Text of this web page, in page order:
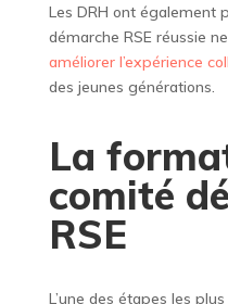
Les DRH ont également
démarche RSE réussie
améliorer l’expérience
des jeunes générations.
La
comité
RSE
L’une des étapes les